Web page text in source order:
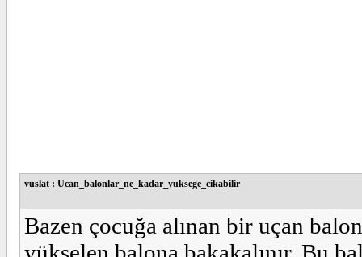
vuslat : Ucan_balonlar_ne_kadar_yuksege_cikabilir
Bazen çocuğa alınan bir uçan